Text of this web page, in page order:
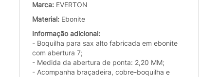
Marca: EVERTON
Material: Ebonite
Informação adicional:
- Boquilha para sax alto fabricada em ebonite
com abertura 7;
- Medida da abertura de ponta: 2,20 MM;
- Acompanha braçadeira, cobre-boquilha e